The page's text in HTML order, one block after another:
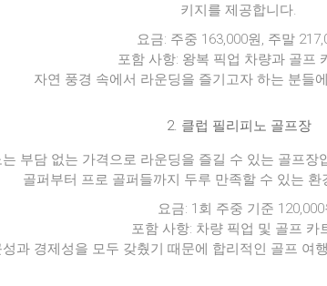
키지를 제공합니다.
요금: 주중 163,000원, 주말
포함 사항: 왕복 픽업 차량과 골프
자연 풍경 속에서 라운딩을 즐기고자 하는 분들
2. 클럽 필리피노 골프장
부담 없는 가격으로 라운딩을 즐길 수 있는 골프장
골퍼부터 프로 골퍼들까지 두루 만족할 수 있는 환
요금: 1회 주중 기준 120,000
포함 사항: 차량 픽업 및 골프 카
성과 경제성을 모두 갖췄기 때문에 합리적인 골프 여